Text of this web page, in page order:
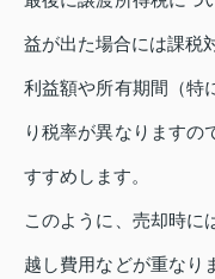
益が出た場合には課税
利益額や所有期間（特
り税率が異なりますの
すすめします。
このように、売却時に
越し費用などが重なり